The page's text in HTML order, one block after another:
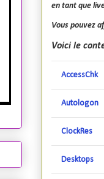
en tant que
Vous pouvez
Voici le
AccessChk
Autologon
ClockRes
Desktops